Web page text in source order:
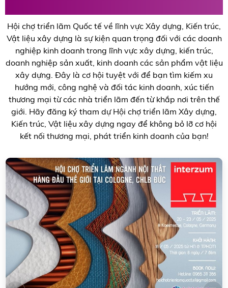
Hội chợ triển lãm Quốc tế về lĩnh vực Xây dựng, Kiến trúc,
Vật liệu xây dựng là sự kiện quan trọng đối với các doanh
nghiệp kinh doanh trong lĩnh vực xây dựng, kiến trúc,
doanh nghiệp sản xuất, kinh doanh các sản phẩm vật liệu
xây dựng. Đây là cơ hội tuyệt với để bạn tìm kiếm xu
hướng mới, công nghệ và đối tác kinh doanh, xúc tiến
thương mại từ các nhà triển lãm đến từ khắp nơi trên thế
giới. Hãy đăng ký tham dự Hội chợ triển lãm Xây dựng,
Kiến trúc, Vật liệu xây dựng ngay để không bỏ lỡ cơ hội
kết nối thương mại, phát triển kinh doanh của bạn!